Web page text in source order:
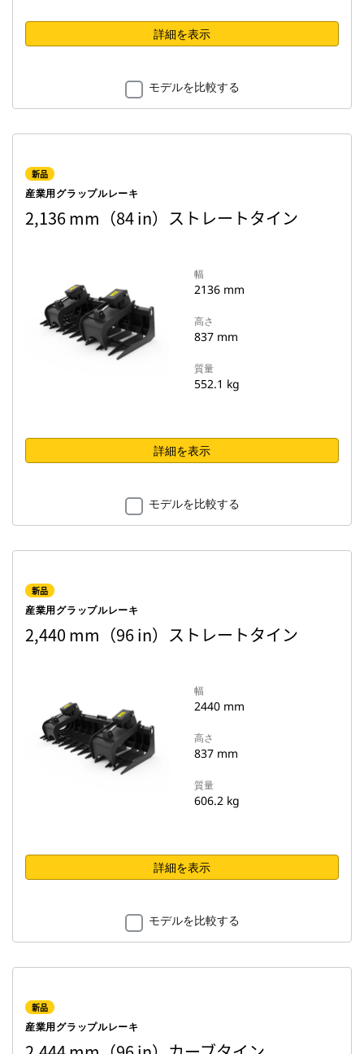
詳細を表示
モデルを比較する
新品
産業用グラップルレーキ
2,136 mm（84 in）ストレートタイン
幅
2136 mm
高さ
837 mm
質量
552.1 kg
詳細を表示
モデルを比較する
新品
産業用グラップルレーキ
2,440 mm（96 in）ストレートタイン
幅
2440 mm
高さ
837 mm
質量
606.2 kg
詳細を表示
モデルを比較する
新品
産業用グラップルレーキ